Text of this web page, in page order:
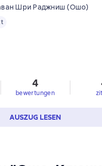
Шри Раджниш (Ошо)
4
bewertungen
AUSZUG LESEN